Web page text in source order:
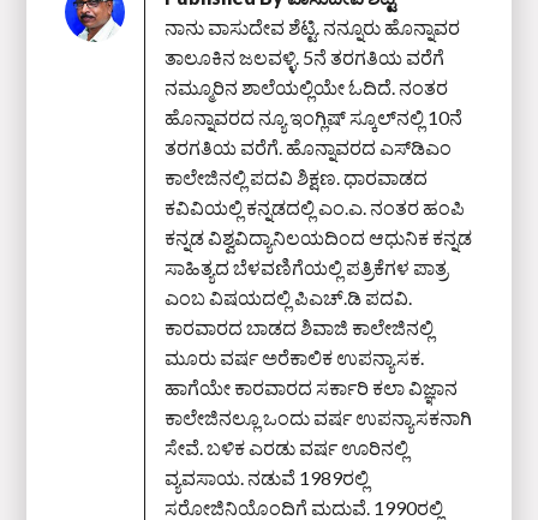
ನಾನು ವಾಸುದೇವ ಶೆಟ್ಟಿ. ನನ್ನೂರು ಹೊನ್ನಾವರ
ತಾಲೂಕಿನ ಜಲವಳ್ಳಿ. 5ನೆ ತರಗತಿಯ ವರೆಗೆ
ನಮ್ಮೂರಿನ ಶಾಲೆಯಲ್ಲಿಯೇ ಓದಿದೆ. ನಂತರ
ಹೊನ್ನಾವರದ ನ್ಯೂ ಇಂಗ್ಲಿಷ್ ಸ್ಕೂಲ್‌ನಲ್ಲಿ 10ನೆ
ತರಗತಿಯ ವರೆಗೆ. ಹೊನ್ನಾವರದ ಎಸ್‌ಡಿಎಂ
ಕಾಲೇಜಿನಲ್ಲಿ ಪದವಿ ಶಿಕ್ಷಣ. ಧಾರವಾಡದ
ಕವಿವಿಯಲ್ಲಿ ಕನ್ನಡದಲ್ಲಿ ಎಂ.ಎ. ನಂತರ ಹಂಪಿ
ಕನ್ನಡ ವಿಶ್ವವಿದ್ಯಾನಿಲಯದಿಂದ ಆಧುನಿಕ ಕನ್ನಡ
ಸಾಹಿತ್ಯದ ಬೆಳವಣಿಗೆಯಲ್ಲಿ ಪತ್ರಿಕೆಗಳ ಪಾತ್ರ
ಎಂಬ ವಿಷಯದಲ್ಲಿ ಪಿಎಚ್‌.ಡಿ ಪದವಿ.
ಕಾರವಾರದ ಬಾಡದ ಶಿವಾಜಿ ಕಾಲೇಜಿನಲ್ಲಿ
ಮೂರು ವರ್ಷ ಅರೆಕಾಲಿಕ ಉಪನ್ಯಾಸಕ.
ಹಾಗೆಯೇ ಕಾರವಾರದ ಸರ್ಕಾರಿ ಕಲಾ ವಿಜ್ಞಾನ
ಕಾಲೇಜಿನಲ್ಲೂ ಒಂದು ವರ್ಷ ಉಪನ್ಯಾಸಕನಾಗಿ
ಸೇವೆ. ಬಳಿಕ ಎರಡು ವರ್ಷ ಊರಿನಲ್ಲಿ
ವ್ಯವಸಾಯ. ನಡುವೆ 1989ರಲ್ಲಿ
ಸರೋಜಿನಿಯೊಂದಿಗೆ ಮದುವೆ. 1990ರಲ್ಲಿ